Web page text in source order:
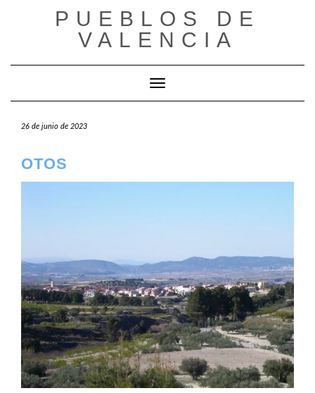
PUEBLOS DE
VALENCIA
Cambiar modo de navegación
26 de junio de 2023
OTOS